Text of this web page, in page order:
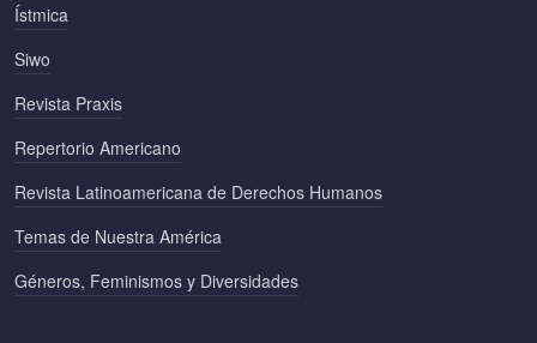
Ístmica
Siwo
Revista Praxis
Repertorio Americano
Revista Latinoamericana de Derechos Humanos
Temas de Nuestra América
Géneros, Feminismos y Diversidades